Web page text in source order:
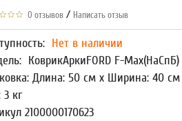
0 отзывов / Написать отзыв
Нет в наличии
КоврикАркиFORD F-Max(НаСпБ)
Длина: 50 см x Ширина: 40 см
3 кг
2100000170623